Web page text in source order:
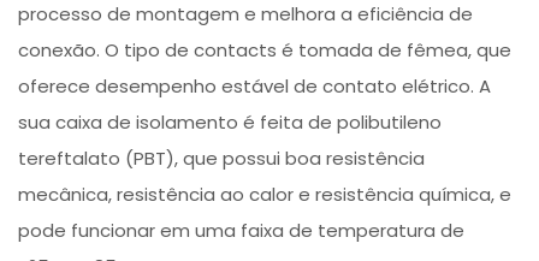
processo de montagem e melhora a eficiência de
conexão. O tipo de contacts é tomada de fêmea, que
oferece desempenho estável de contato elétrico. A
sua caixa de isolamento é feita de polibutileno
tereftalato (PBT), que possui boa resistência
mecânica, resistência ao calor e resistência química, e
pode funcionar em uma faixa de temperatura de